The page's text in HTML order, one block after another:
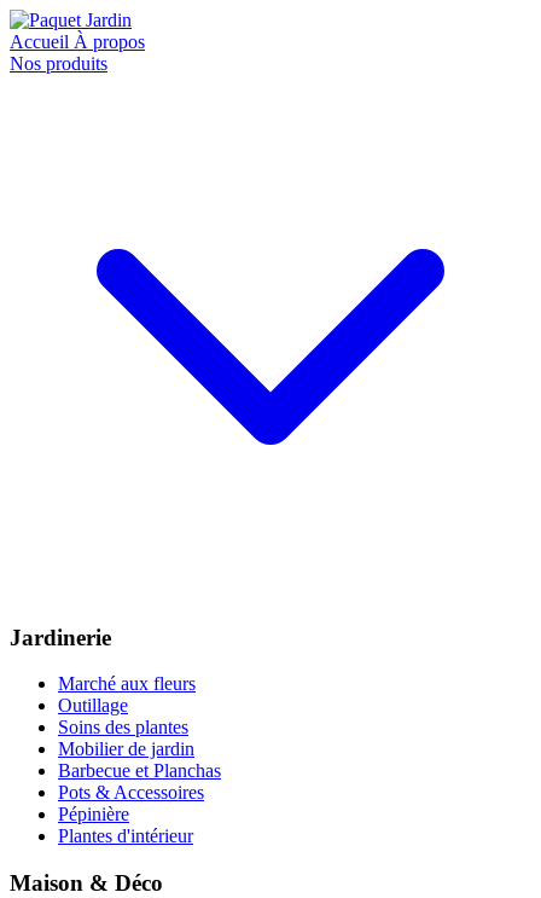
Accueil À propos
Nos produits
Jardinerie
Marché aux fleurs
Outillage
Soins des plantes
Mobilier de jardin
Barbecue et Planchas
Pots & Accessoires
Pépinière
Plantes d'intérieur
Maison & Déco